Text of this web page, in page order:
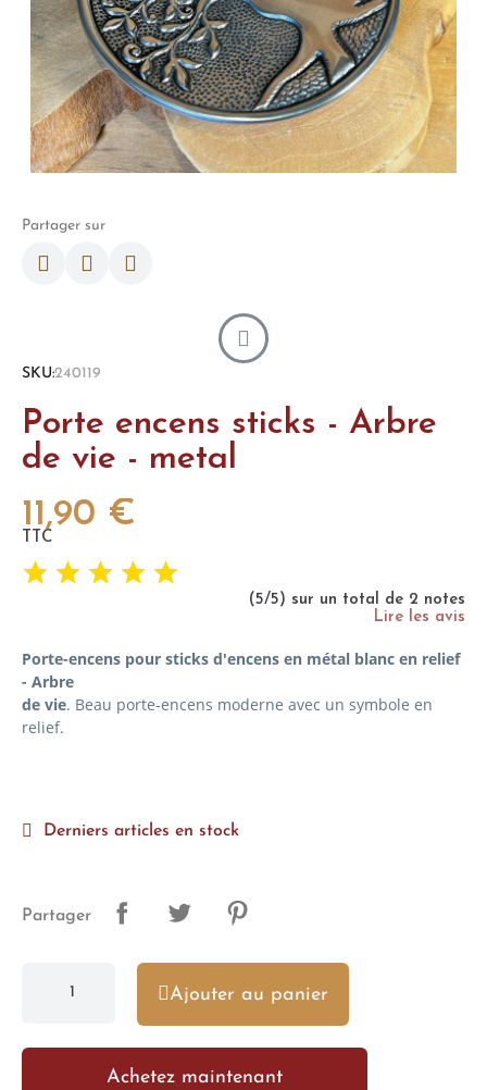
Partager sur
SKU 240119
Porte encens sticks - Arbre
de vie - metal
11,90 €
TTC
(5/5) sur un total de 2 notes
Lire les avis
Porte-encens pour sticks d'encens en métal blanc en relief
- Arbre
de vie. Beau porte-encens moderne avec un symbole en
relief.
Derniers articles en stock
Partager
Ajouter au panier
Achetez maintenant